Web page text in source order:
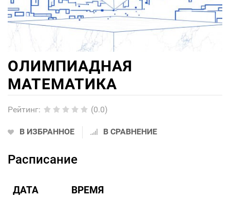
ОЛИМПИАДНАЯ
МАТЕМАТИКА
Рейтинг: (0.0)
В ИЗБРАННОЕ В СРАВНЕНИЕ
Расписание
ДАТА ВРЕМЯ